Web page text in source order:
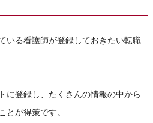
いる看護師が登録しておきたい転職
に登録し、たくさんの情報の中から
とが得策です。